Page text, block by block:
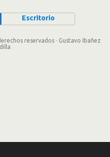
Escritorio
reservados · Gustavo Ibañez